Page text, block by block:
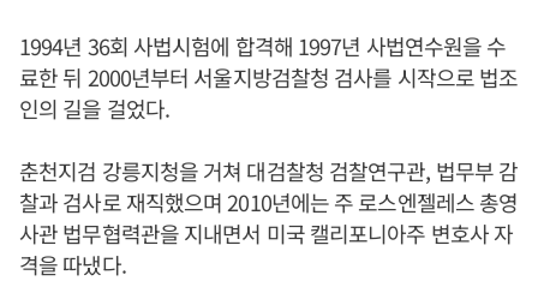
1994년 36회 사법시험에 합격해 1997년 사법연수원을 수
료한 뒤 2000년부터 서울지방검찰청 검사를 시작으로 법조
인의 길을 걸었다.
춘천지검 강릉지청을 거쳐 대검찰청 검찰연구관, 법무부 감
찰과 검사로 재직했으며 2010년에는 주 로스엔젤레스 총영
사관 법무협력관을 지내면서 미국 캘리포니아주 변호사 자
격을 따냈다.